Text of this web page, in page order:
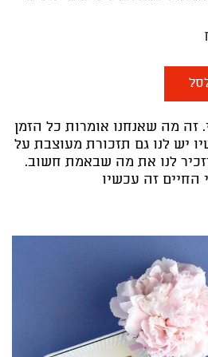
זה מה שאנחנו אומרות כל הזמן
יש לנו גם תזכורת מעוצבת על
לנו את מה שבאמת חשוב.
החיים זה עכשיו